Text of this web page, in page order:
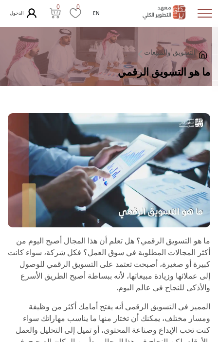
EN
0
0
الدخول
التسويق والمبيعات
ما هو التسويق الرقمي
ما هو التسويق الرقمي؟ هل تعلم أن هذا المجال أصبح اليوم من
أكثر المجالات المطلوبة في سوق العمل؟ فكل شركة، سواء كانت
كبيرة أو صغيرة، أصبحت تعتمد على التسويق الرقمي للوصول
إلى عملائها وزيادة مبيعاتها، لأنه ببساطة أصبح الطريق الأسرع
والأذكى للنجاح في عالم اليوم.
المميز في التسويق الرقمي أنه يفتح أمامك أكثر من وظيفة
ومسار مختلف، يمكنك أن تختار منها ما يناسب مهاراتك سواء
كنت تحب الإبداع وصناعة المحتوى، أو تميل إلى التحليل والعمل